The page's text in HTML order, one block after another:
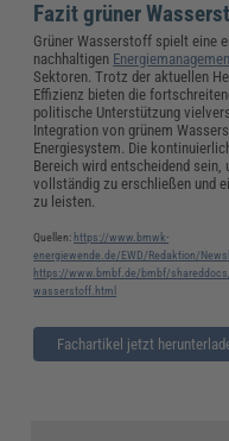
Fazit grüner
Grüner Wasserstoff spielt eine
nachhaltigen
Sektoren. Trotz der aktuellen
Effizienz bieten die
politische Unterstützung
Integration von grünem
Energiesystem. Die
Bereich wird entscheidend
vollständig zu erschließen und
zu leisten.
Quellen: https://www.bmwk-
energiewende.de/EWD/Redaktion/
https://www.bmbf.de/bmbf/
wasserstoff.html
Fachartikel jetzt